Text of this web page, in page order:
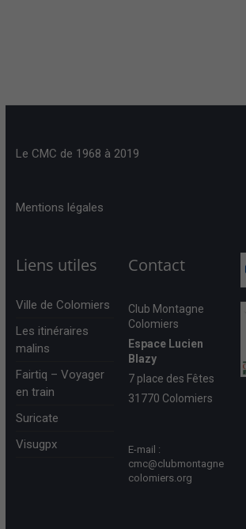
Le CMC de 1968 à 2019
Mentions légales
Liens utiles
Ville de Colomiers
Les itinéraires
malins
Fairtiq – Voyager
en train
Suricate
Visugpx
Contact
Club Montagne
Colomiers
Espace Lucien
Blazy
7 place des Fêtes
31770 Colomiers
E-mail :
cmc@clubmontagne
colomiers.org